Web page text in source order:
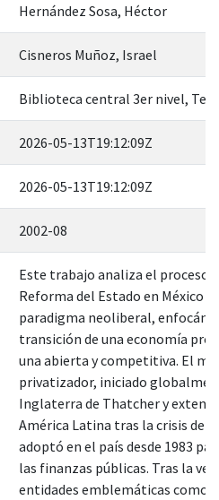
Hernández Sosa, Héctor
Cisneros Muñoz, Israel
Biblioteca central 3er nivel,
2026-05-13T19:12:09Z
2026-05-13T19:12:09Z
2002-08
Este trabajo analiza el proceso
Reforma del Estado en México
paradigma neoliberal,
transición de una economía
una abierta y competitiva. El
privatizador, iniciado
Inglaterra de Thatcher y
América Latina tras la crisis de
adoptó en el país desde 1983
las finanzas públicas. Tras la
entidades emblemáticas como